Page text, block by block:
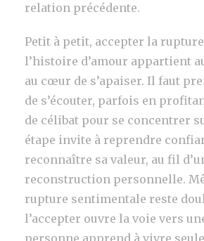
relation précédente.
Petit à petit, accepter la
l’histoire d’amour appartient
au cœur de s’apaiser. Il faut
de s’écouter, parfois en
de célibat pour se concentrer
étape invite à reprendre
reconnaître sa valeur, au fil
reconstruction personnelle.
rupture sentimentale reste
l’accepter ouvre la voie vers
personne apprend à vivre